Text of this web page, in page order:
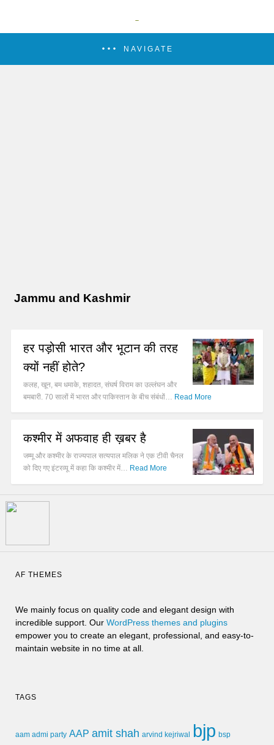
NAVIGATE
Jammu and Kashmir
हर पड़ोसी भारत और भूटान की तरह
क्यों नहीं होते?
कलह, खून, बम धमाके, शहादत, संघर्ष विराम का उल्लंघन और
बमबारी. 70 सालों में भारत और पाकिस्तान के बीच संबंधों… Read More
कश्मीर में अफवाह ही ख़बर है
जम्मू और कश्मीर के राज्यपाल सत्यपाल मलिक ने एक टीवी चैनल
को दिए गए इंटरव्यू में कहा कि कश्मीर में… Read More
AF THEMES
We mainly focus on quality code and elegant design with
incredible support. Our WordPress themes and plugins
empower you to create an elegant, professional, and easy-to-
maintain website in no time at all.
TAGS
aam admi party AAP amit shah arvind kejriwal bjp bsp